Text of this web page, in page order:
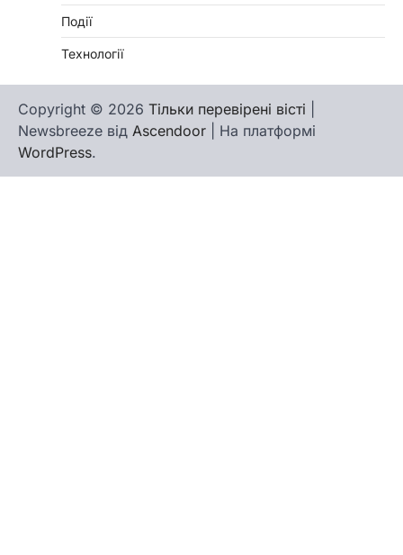
Події
Технології
Copyright © 2026 Тільки перевірені вісті
Newsbreeze від Ascendoor | На платформі
WordPress.